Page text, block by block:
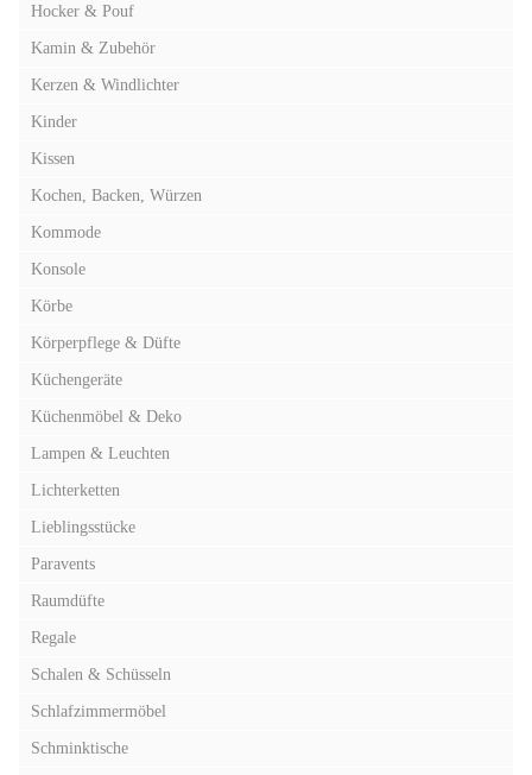
Hocker & Pouf
Kamin & Zubehör
Kerzen & Windlichter
Kinder
Kissen
Kochen, Backen, Würzen
Kommode
Konsole
Körbe
Körperpflege & Düfte
Küchengeräte
Küchenmöbel & Deko
Lampen & Leuchten
Lichterketten
Lieblingsstücke
Paravents
Raumdüfte
Regale
Schalen & Schüsseln
Schlafzimmermöbel
Schminktische